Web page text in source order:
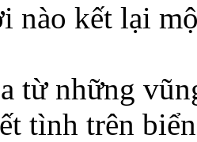
nào kết lại
từ những
tình trên